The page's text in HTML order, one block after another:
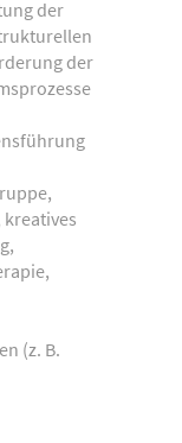
der
der
(z. B.